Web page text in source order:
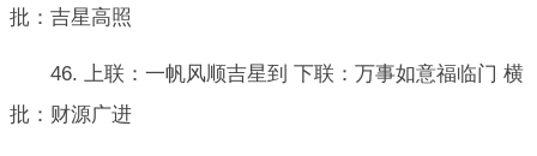
批：吉星高照
46. 上联：一帆风顺吉星到 下联：万事如意福临门 横
批：财源广进